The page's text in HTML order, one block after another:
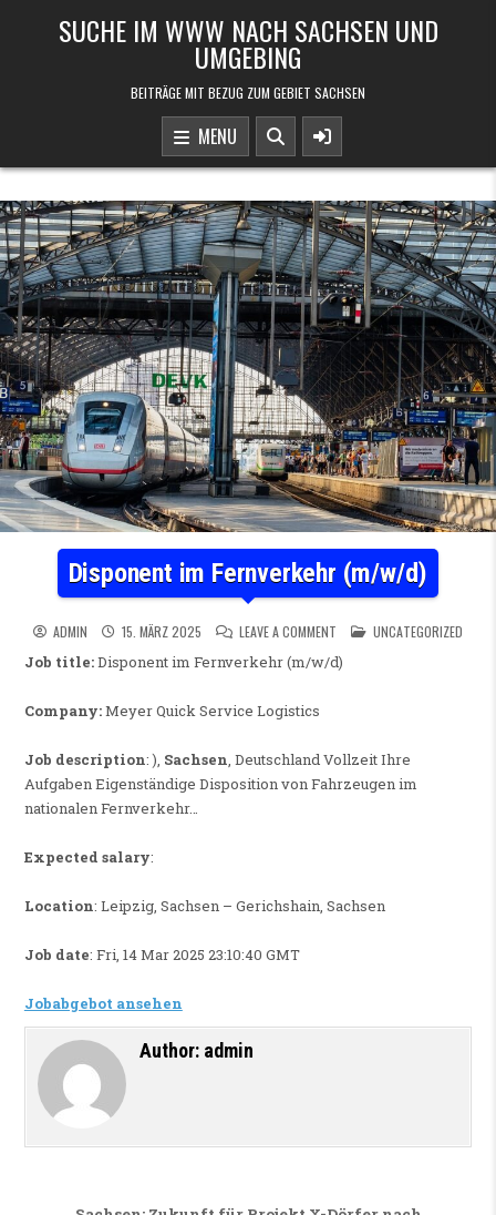
SUCHE IM WWW NACH SACHSEN UND
UMGEBING
BEITRÄGE MIT BEZUG ZUM GEBIET SACHSEN
MENU
Disponent im Fernverkehr (m/w/d)
ADMIN 15. MÄRZ 2025 LEAVE A COMMENT ON DISPONENT IM
POSTED IN
UNCATEGORIZED
Job title:Disponent im Fernverkehr (m/w/d)
Company:Meyer Quick Service Logistics
Job description: ), Sachsen, Deutschland Vollzeit Ihre
Aufgaben Eigenständige Disposition von Fahrzeugen im
nationalen Fernverkehr…
Expected salary:
Location: Leipzig, Sachsen – Gerichshain, Sachsen
Job date: Fri, 14 Mar 2025 23:10:40 GMT
Jobabgebot ansehen
Author: admin